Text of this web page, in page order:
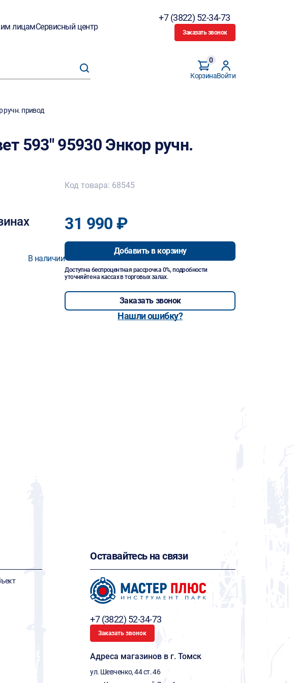
лицамСервисный центр
+7 (3822) 52-34-73
Заказать звонок
Корзина
0
Войти
ручн. привод
593" 95930 Энкор ручн.
В наличии
Код товара: 68545
31 990 ₽
Добавить в корзину
Доступна беспроцентная рассрочка 0%, подробности
уточняйте на кассах в торговых залах.
Заказать звонок
Нашли ошибку?
Оставайтесь на связи
+7 (3822) 52-34-73
Заказать звонок
Адреса магазинов в г. Томск
ул. Шевченко, 44 ст. 46